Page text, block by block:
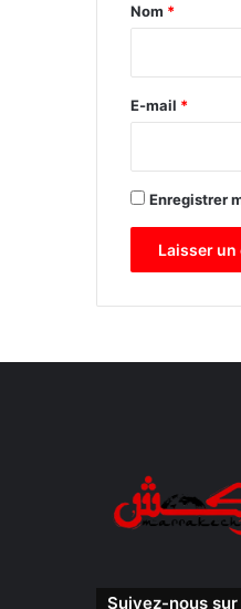
a
e
Nom *
E-mail *
Enregistrer
Suivez-nous sur